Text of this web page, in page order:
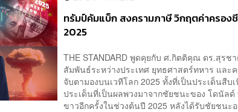
ทรัมป์คัมแบ็ก สงครามภาษี วิกฤตค่าครองชี
2025
THE STANDARD พูดคุยกับ ศ.กิตติคุณ ดร.สุร
สัมพันธ์ระหว่างประเทศ ยุทธศาสตร์ทหาร และ
จับตามองบนเวทีโลก 2025 ทั้งที่เป็นประเด็นสืบ
ประเด็นที่เป็นผลพวงมาจากชัยชนะของ โดนัล
ขาวอีกครั้งในช่วงต้นปี 2025 หลังได้รับชัยชนะ